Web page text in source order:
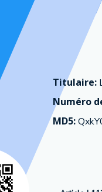
Titulaire:
Numéro
MD5: